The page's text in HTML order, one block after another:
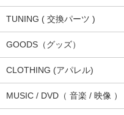
TUNING ( 交換パーツ )
GOODS（グッズ）
CLOTHING (アパレル)
MUSIC / DVD（ 音楽 / 映像 ）